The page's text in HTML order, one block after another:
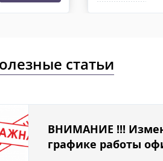
статьи
ВНИМАНИЕ !!!
графике работы